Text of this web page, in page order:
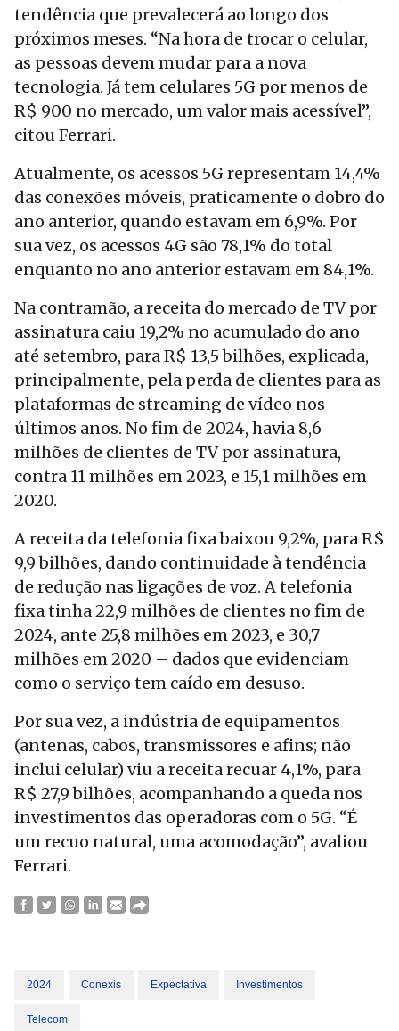
tendência que prevalecerá ao longo dos
próximos meses. “Na hora de trocar o celular,
as pessoas devem mudar para a nova
tecnologia. Já tem celulares 5G por menos de
R$ 900 no mercado, um valor mais acessível”,
citou Ferrari.
Atualmente, os acessos 5G representam 14,4%
das conexões móveis, praticamente o dobro do
ano anterior, quando estavam em 6,9%. Por
sua vez, os acessos 4G são 78,1% do total
enquanto no ano anterior estavam em 84,1%.
Na contramão, a receita do mercado de TV por
assinatura caiu 19,2% no acumulado do ano
até setembro, para R$ 13,5 bilhões, explicada,
principalmente, pela perda de clientes para as
plataformas de streaming de vídeo nos
últimos anos. No fim de 2024, havia 8,6
milhões de clientes de TV por assinatura,
contra 11 milhões em 2023, e 15,1 milhões em
2020.
A receita da telefonia fixa baixou 9,2%, para R$
9,9 bilhões, dando continuidade à tendência
de redução nas ligações de voz. A telefonia
fixa tinha 22,9 milhões de clientes no fim de
2024, ante 25,8 milhões em 2023, e 30,7
milhões em 2020 – dados que evidenciam
como o serviço tem caído em desuso.
Por sua vez, a indústria de equipamentos
(antenas, cabos, transmissores e afins; não
inclui celular) viu a receita recuar 4,1%, para
R$ 27,9 bilhões, acompanhando a queda nos
investimentos das operadoras com o 5G. “É
um recuo natural, uma acomodação”, avaliou
Ferrari.
2024 Conexis Expectativa Investimentos
Telecom